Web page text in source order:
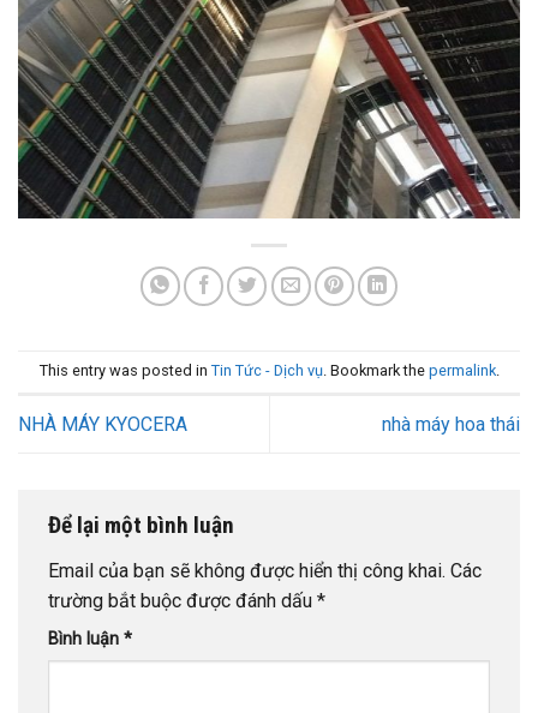
This entry was posted in Tin Tức - Dịch vụ. Bookmark the permalink.
NHÀ MÁY KYOCERA nhà máy hoa thái
Để lại một bình luận
Email của bạn sẽ không được hiển thị công khai. Các
trường bắt buộc được đánh dấu *
Bình luận *